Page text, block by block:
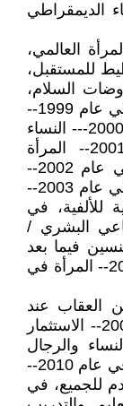
الديمقراطي
- عيد المرأة العالمي،
للمستقبل،
مفاوضات السلام،
في عام 1998-- المرأة وحقوق الإنسان، في عام 1999--
عام خالي من العنف ضد المرأة، في عام 2000--- النساء
متحدات من اجل السلام، في عام 2001-- المرأة
والسلام، المرأة في ادارة الصراعات، في عام 2002--
المرأة الافغانية اليوم: الحقائق والفرص، في عام 2003--
للألفية، في
البشري /
بين الجنسين فيما بعد
2005: بناء مستقبل اكثر امنا، في عام 2006-- المرأة في
من العقاب عند
الاعتداء على النساء والفتيات، في عام 2008-- الاستثمار
في عام 2009-- النساء والرجال
متحدون لانهاء العنف ضد النساء والبنات، في عام 2010--
للجميع، في